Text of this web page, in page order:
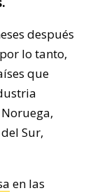
después
lo tanto,
que
Sur,
en las